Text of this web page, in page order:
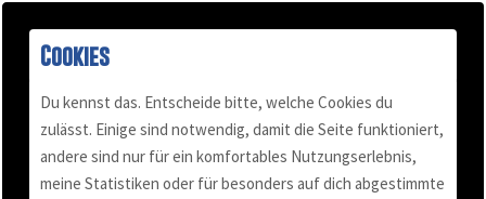
Über mich
Buch "Konflikt-Power"
Podcast
Mail & Telefon
Evolution der Homepage
Cookies
Du kennst das. Entscheide bitte, welche Cookies du
zulässt. Einige sind notwendig, damit die Seite funktioniert,
andere sind nur für ein komfortables Nutzungserlebnis,
meine Statistiken oder für besonders auf dich abgestimmte